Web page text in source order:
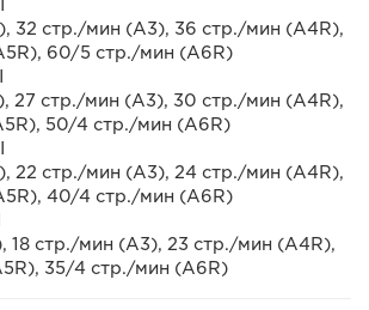
32 стр./мин (A3), 36 стр./мин (A4R),
60/5 стр./мин (A6R)
27 стр./мин (A3), 30 стр./мин (A4R),
50/4 стр./мин (A6R)
22 стр./мин (A3), 24 стр./мин (A4R),
40/4 стр./мин (A6R)
18 стр./мин (A3), 23 стр./мин (A4R),
35/4 стр./мин (A6R)